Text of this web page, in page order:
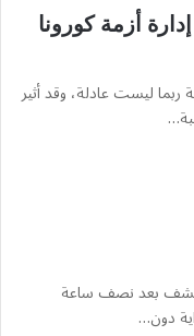
أزمة كورونا
ربما ليست عادلة، وقد أثير
بعد نصف ساعة
دون…